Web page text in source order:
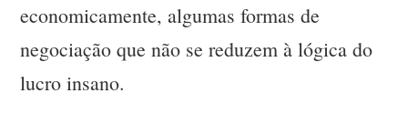
economicamente, algumas formas de
negociação que não se reduzem à lógica do
lucro insano.